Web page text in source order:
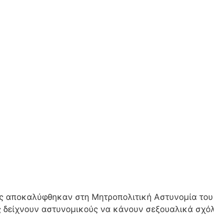
αποκαλύφθηκαν στη Μητροπολιτική Αστυνομία
αστυνομικούς να κάνουν σεξουαλικά